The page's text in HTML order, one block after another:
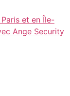
et en Île-
Ange Security